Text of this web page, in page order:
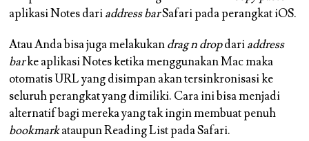
aplikasi Notes dariaddress barSafari pada perangkat iOS.
Atau Anda bisa juga melakukandrag n dropdariaddress
barke aplikasi Notes ketika menggunakan Mac maka
otomatis URL yang disimpan akan tersinkronisasi ke
seluruh perangkat yang dimiliki. Cara ini bisa menjadi
alternatif bagi mereka yang tak ingin membuat penuh
bookmarkataupun Reading List pada Safari.